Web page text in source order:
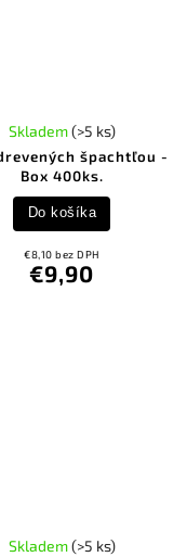
špachtľou -
Box 400ks.
Skladem(>5 ks)
€8,10 bez DPH
€9,90
Do košíka
Skladem(>5 ks)